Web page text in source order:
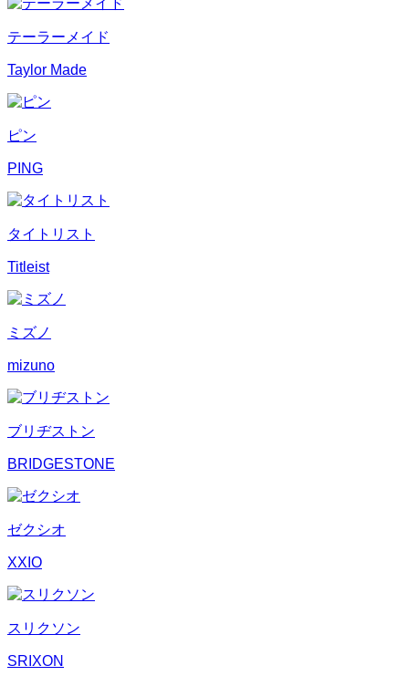
テーラーメイド
Taylor Made
ピン
PING
タイトリスト
Titleist
ミズノ
mizuno
ブリヂストン
BRIDGESTONE
ゼクシオ
XXIO
スリクソン
SRIXON